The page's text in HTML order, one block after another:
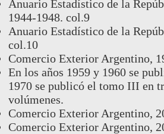
Anuario Estadístico de la
1944-1948. col.9
Anuario Estadístico de la
col.10
Comercio Exterior Argentino,
En los años 1959 y 1960 se
1970 se publicó el tomo III en
volúmenes.
Comercio Exterior Argentino,
Comercio Exterior Argentino,